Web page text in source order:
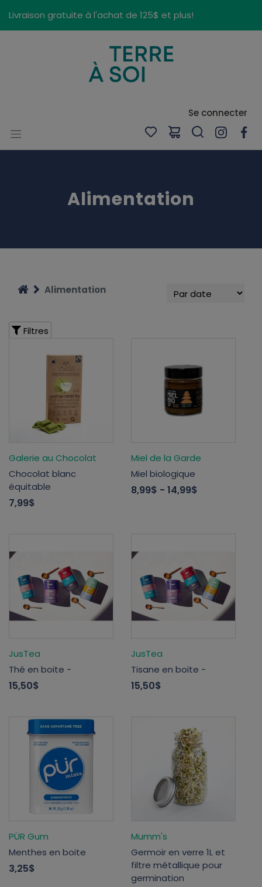
Livraison gratuite à l'achat de 125$ et plus!
Se connecter
Alimentation
Alimentation
Filtres
Galerie au Chocolat
Chocolat blanc
équitable
7,99$
Miel de la Garde
Miel biologique
8,99$ - 14,99$
JusTea
Thé en boite -
15,50$
JusTea
Tisane en boite -
15,50$
PÜR Gum
Menthes en boite
3,25$
Mumm's
Germoir en verre 1L et
filtre métallique pour
germination